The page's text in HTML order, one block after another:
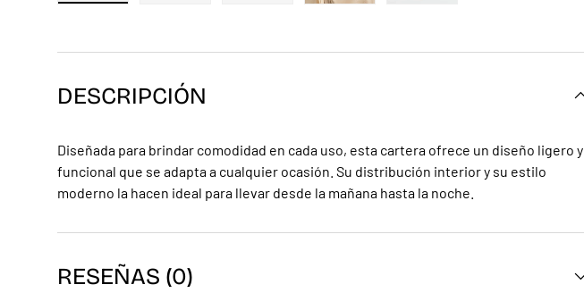
DESCRIPCIÓN
Diseñada para brindar comodidad en cada uso, esta cartera ofrece un diseño ligero y
funcional que se adapta a cualquier ocasión. Su distribución interior y su estilo
moderno la hacen ideal para llevar desde la mañana hasta la noche.
RESEÑAS (0)